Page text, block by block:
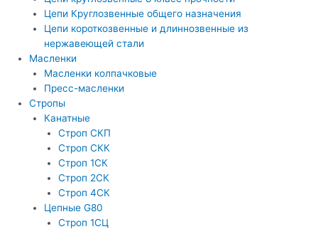
Цепи Круглозвенные общего назначения
Цепи короткозвенные и длиннозвенные из
нержавеющей стали
Масленки
Масленки колпачковые
Пресс-масленки
Стропы
Канатные
Строп СКП
Строп СКК
Строп 1СК
Строп 2СК
Строп 4СК
Цепные G80
Строп 1СЦ